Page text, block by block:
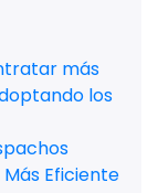
más
los
Eficiente